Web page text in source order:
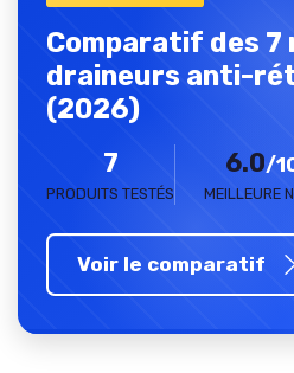
Comparatif des 7
draineurs anti-
(2026)
7
PRODUITS TESTÉS
6.0/
MEILLEURE
Voir le comparatif